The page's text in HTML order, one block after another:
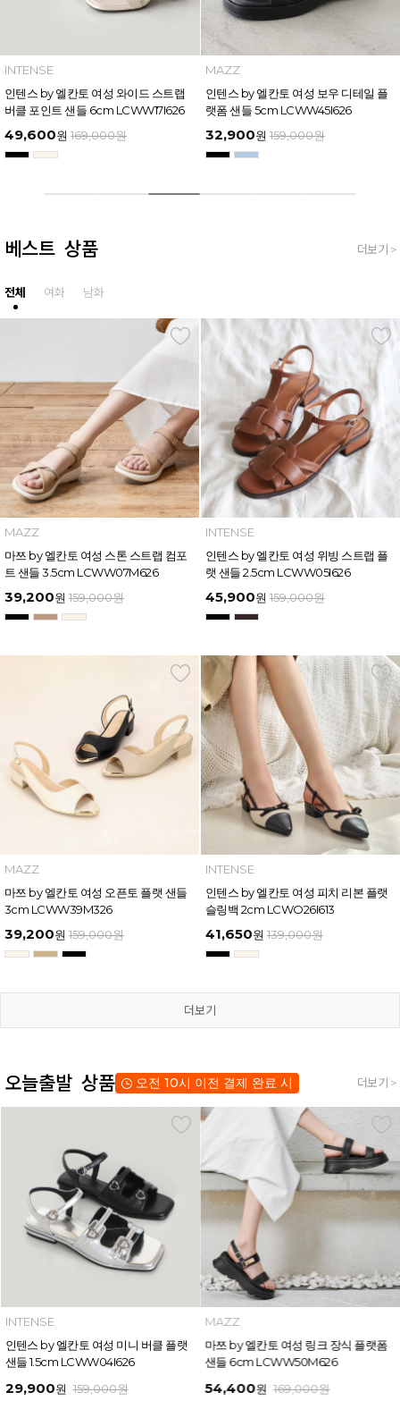
MAZZ
마쯔 by 엘칸토 남성 트리플 스트랩 벨
크로 슬라이드 4.5cm LCMW61M626
35,900원 159,000원
MAZZ
마쯔 by 엘칸토 여성 링크 장식 플랫폼
샌들 6cm LCWW50M626
54,400원 169,000원
베스트 상품
전체 여화 남화
더보기 >
MAZZ
마쯔 by 엘칸토 여성 스톤 스트랩 컴포
트 샌들 3.5cm LCWW07M626
39,200원 159,000원
INTENSE
인텐스 by 엘칸토 여성 위빙 스트랩 플
랫 샌들 2.5cm LCWW05I626
45,900원 159,000원
MAZZ
마쯔 by 엘칸토 여성 오픈토 플랫 샌들
3cm LCWW39M326
39,200원 159,000원
INTENSE
인텐스 by 엘칸토 여성 피치 리본 플랫
슬링백 2cm LCWO26I613
41,650원 139,000원
더보기
오늘출발 상품 오전 10시 이전 결제 완료 시 더보기 >
INTENSE
인텐스 by 엘칸토 여성 미니 버클 플랫
샌들 1.5cm LCWW04I626
29,900원 159,000원
MAZZ
마쯔 by 엘칸토 여성 링크 장식 플랫폼
샌들 6cm LCWW50M626
54,400원 169,000원